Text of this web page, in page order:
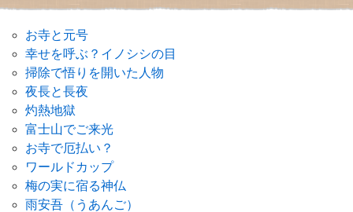
お寺と元号
幸せを呼ぶ？イノシシの目
掃除で悟りを開いた人物
夜長と長夜
灼熱地獄
富士山でご来光
お寺で厄払い？
ワールドカップ
梅の実に宿る神仏
雨安吾（うあんご）